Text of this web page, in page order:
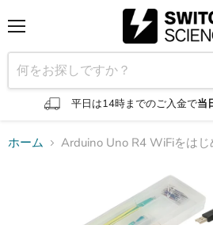
ニ
ュ
ー
平日は14時までのご入金で当
ホーム Arduino Uno R4 WiFiをはじ